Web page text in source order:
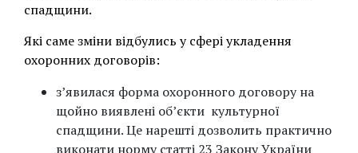
спадщини.
Які саме зміни відбулись у сфері укладення
охоронних договорів:
з’явилася форма охоронного договору на
щойно виявлені об’єкти культурної
спадщини. Це нарешті дозволить практично
виконати норму статті 23 Закону України